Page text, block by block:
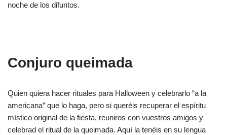
noche de los difuntos.
Conjuro queimada
Quien quiera hacer rituales para Halloween y celebrarlo “a la
americana” que lo haga, pero si queréis recuperar el espíritu
místico original de la fiesta, reuniros con vuestros amigos y
celebrad el ritual de la queimada. Aquí la tenéis en su lengua